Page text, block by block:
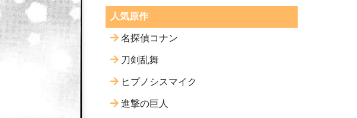
人気原作
名探偵コナン
刀剣乱舞
ヒプノシスマイク
進撃の巨人